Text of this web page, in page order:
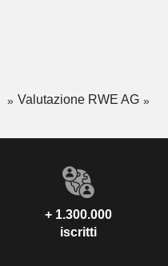
Valutazione RWE AG
+ 1.300.000
iscritti